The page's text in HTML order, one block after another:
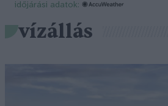
időjárási adatok:
vízállás